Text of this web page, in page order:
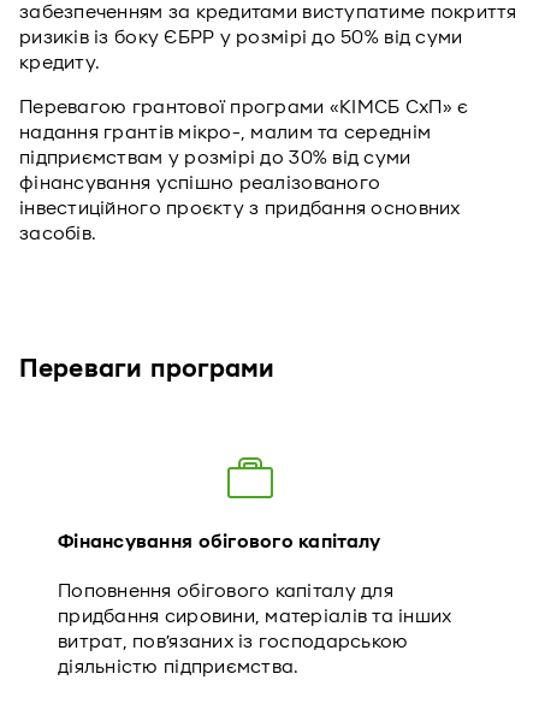
забезпеченням за кредитами виступатиме покриття
ризиків із боку ЄБРР у розмірі до 50% від суми
кредиту.
Перевагою грантової програми «КІМСБ СхП» є
надання грантів мікро-, малим та середнім
підприємствам у розмірі до 30% від суми
фінансування успішно реалізованого
інвестиційного проєкту з придбання основних
засобів.
Переваги програми
Фінансування обігового капіталу
Поповнення обігового капіталу для
придбання сировини, матеріалів та інших
витрат, пов’язаних із господарською
діяльністю підприємства.